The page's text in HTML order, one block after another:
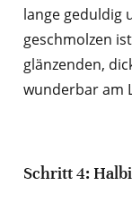
lange geduldig
geschmolzen
glänzenden,
wunderbar am
Schritt 4: